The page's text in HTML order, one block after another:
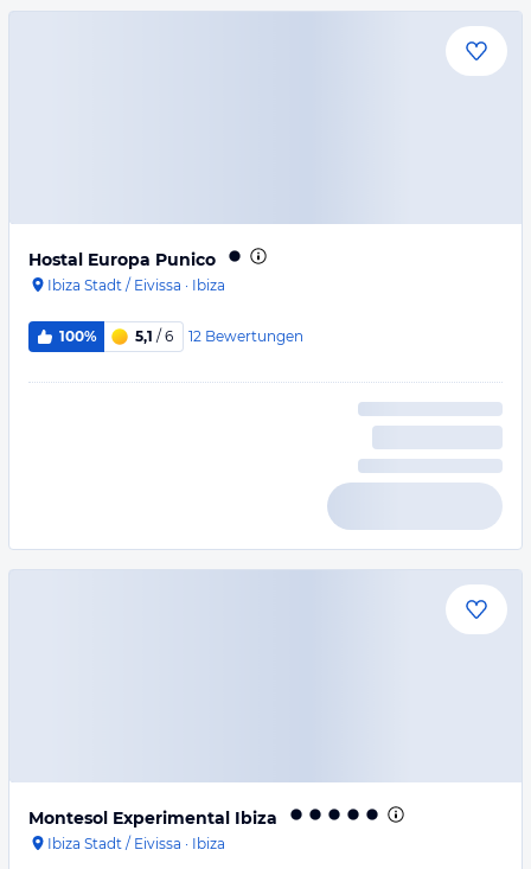
Hostal Europa Punico
Ibiza Stadt / Eivissa · Ibiza
100% 5,1 / 6 12 Bewertungen
Montesol Experimental Ibiza
Ibiza Stadt / Eivissa · Ibiza